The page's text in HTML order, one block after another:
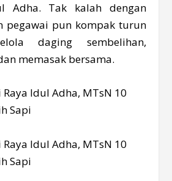
Adha. Tak kalah dengan
pegawai pun kompak turun
daging sembelihan,
memasak bersama.